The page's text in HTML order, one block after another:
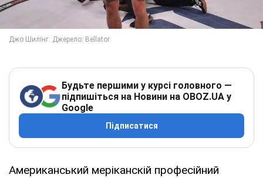
Будьте першими у курсі головного —
підпишіться на Новини на OBOZ.UA у
Google
Підписатися
Американський меріканскій професійний